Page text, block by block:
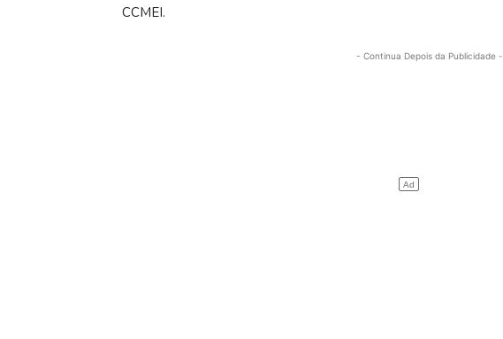
CCMEI.
- Continua Depois da Publicidade -